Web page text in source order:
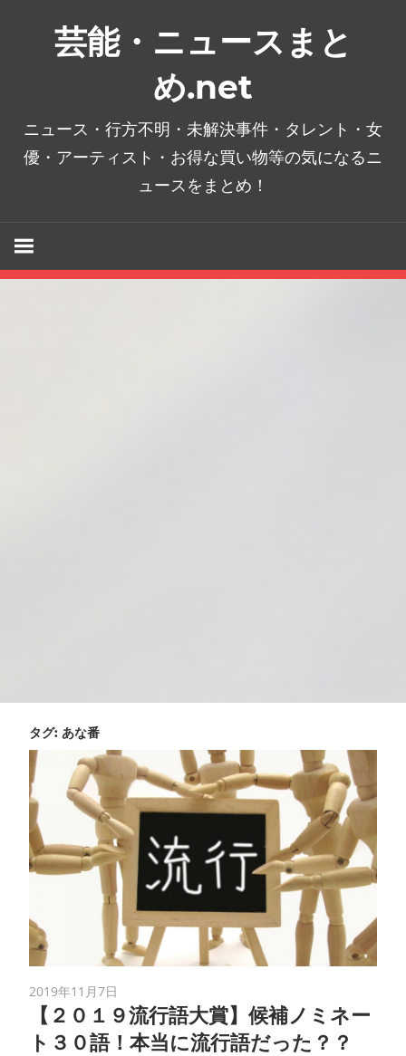
芸能・ニュースまと
め.net
ニュース・行方不明・未解決事件・タレント・女
優・アーティスト・お得な買い物等の気になるニ
ュースをまとめ！
タグ: あな番
2019年11月7日
【２０１９流行語大賞】候補ノミネー
ト３０語！本当に流行語だった？？